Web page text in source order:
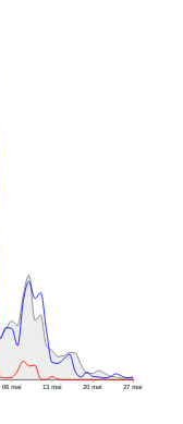
06 mai 13 mai 20 mai 27 mai